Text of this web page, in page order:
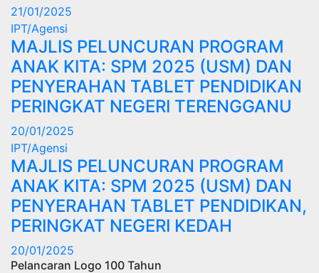
21/01/2025
IPT/Agensi
MAJLIS PELUNCURAN PROGRAM
ANAK KITA: SPM 2025 (USM) DAN
PENYERAHAN TABLET PENDIDIKAN
PERINGKAT NEGERI TERENGGANU
20/01/2025
IPT/Agensi
MAJLIS PELUNCURAN PROGRAM
ANAK KITA: SPM 2025 (USM) DAN
PENYERAHAN TABLET PENDIDIKAN,
PERINGKAT NEGERI KEDAH
20/01/2025
Pelancaran Logo 100 Tahun